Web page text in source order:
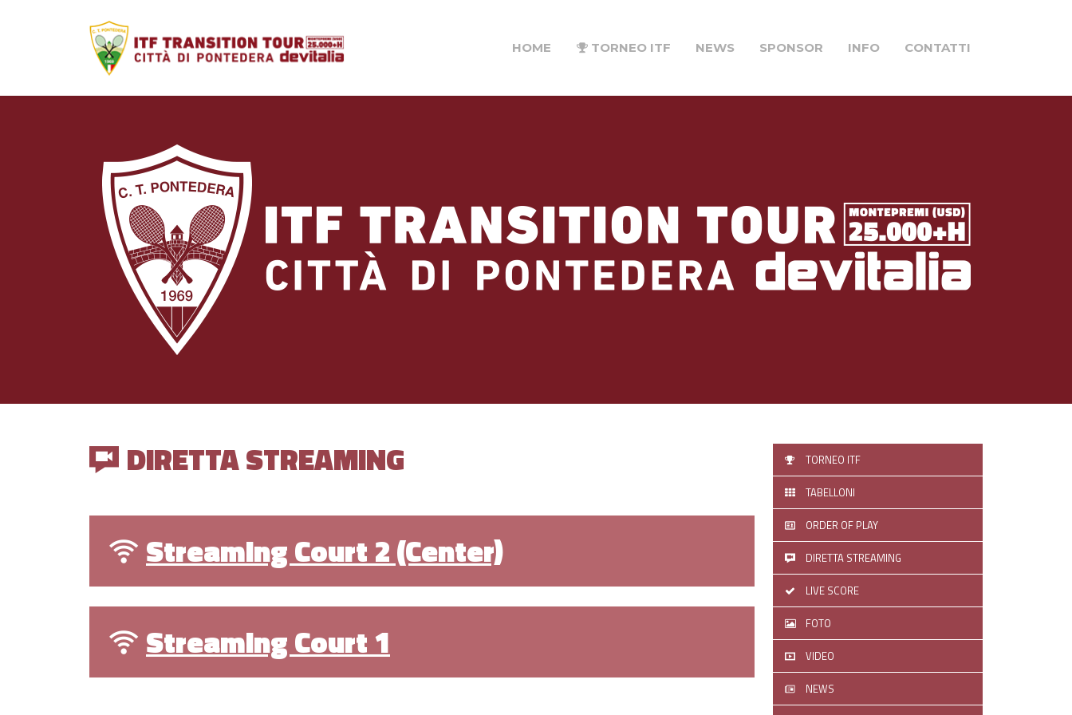
HOME TORNEO ITF NEWS SPONSOR INFO CONTATTI
DIRETTA STREAMING
Streaming Court 2 (Center)
Streaming Court 1
TORNEO ITF
TABELLONI
ORDER OF PLAY
DIRETTA STREAMING
LIVE SCORE
FOTO
VIDEO
NEWS